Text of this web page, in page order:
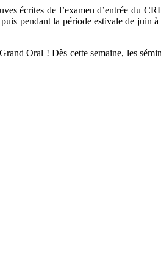
écrites de l’examen d’entrée du
pendant la période estivale de juin
Oral ! Dès cette semaine, les